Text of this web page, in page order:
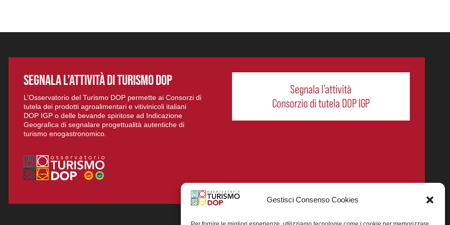
Gestisci Consenso Cookies
SEGNALA L’ATTIVITÀ DI TURISMO DOP
L’Osservatorio del Turismo DOP permette ai Consorzi di
tutela dei prodotti agroalimentari e vitivinicoli italiani
DOP IGP o delle bevande spiritose ad Indicazione
Geografica di segnalare progettualità autentiche di
turismo enogastronomico.
Segnala l’attività
Consorzio di tutela DOP IGP